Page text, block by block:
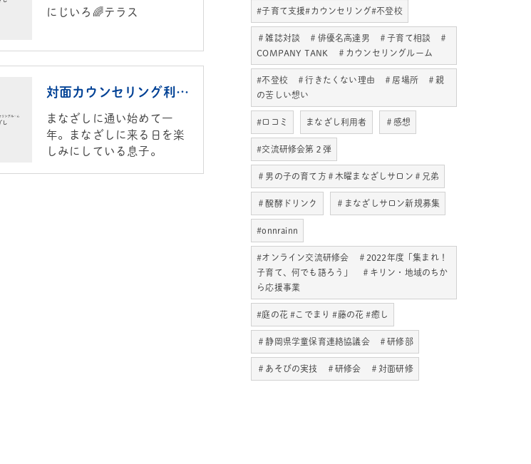
にじいろ🌈テラス
対面カウンセリング利用者の感想
まなざしに通い始めて一
年。まなざしに来る日を楽
しみにしている息子。
#子育て支援#カウンセリング#不登校
＃雑誌対談 ＃俳優名高達男 ＃子育て相談 ＃
COMPANY TANK ＃カウンセリングルーム
#不登校 ＃行きたくない理由 ＃居場所 ＃親
の苦しい想い
#口コミ まなざし利用者 ＃感想
#交流研修会第２弾
＃男の子の育て方＃木曜まなざしサロン＃兄弟
＃醗酵ドリンク ＃まなざしサロン新規募集
#onnrainn
#オンライン交流研修会 ＃2022年度「集まれ！
子育て、何でも語ろう」 ＃キリン・地域のちか
ら応援事業
#庭の花 #こでまり #藤の花 #癒し
＃静岡県学童保育連絡協議会 ＃研修部
＃あそびの実技 ＃研修会 ＃対面研修